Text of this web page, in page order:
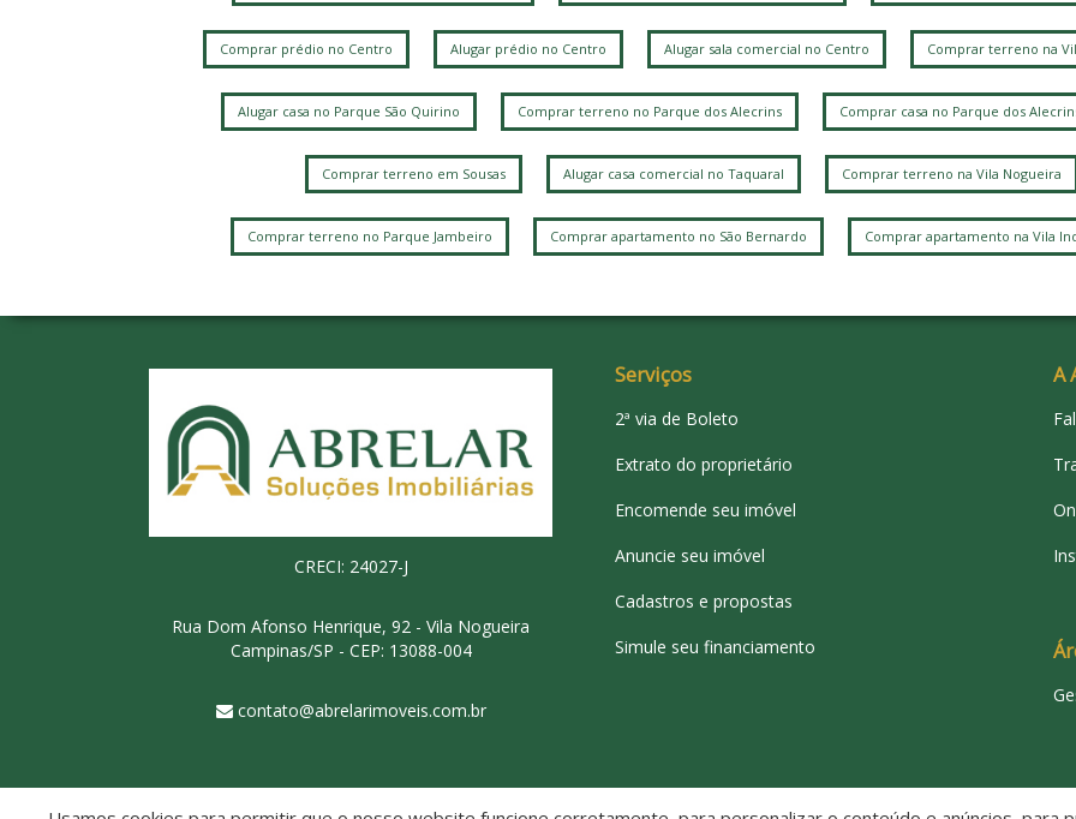
Comprar prédio no Centro Alugar prédio no Centro Alugar sala comercial no Centro Comprar terreno na
Alugar casa no Parque São Quirino Comprar terreno no Parque dos Alecrins Comprar casa no Parque dos
Comprar terreno em Sousas Alugar casa comercial no Taquaral Comprar terreno na Vila Nogueira
Comprar terreno no Parque Jambeiro Comprar apartamento no São Bernardo Comprar apartamento na Vila
CRECI: 24027-J
Rua Dom Afonso Henrique, 92 - Vila Nogueira
Campinas/SP - CEP: 13088-004
contato@abrelarimoveis.com.br
Serviços
2ª via de Boleto
Extrato do proprietário
Encomende seu imóvel
Anuncie seu imóvel
Cadastros e propostas
Simule seu financiamento
A